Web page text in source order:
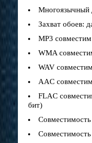
Многоязычный
Захват обоев:
MP3
WMA
WAV
AAC
FLAC
бит)